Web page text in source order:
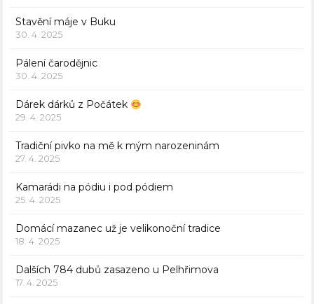
Stavění máje v Buku
30. 4. 2025
Pálení čarodějnic
30. 4. 2025
Dárek dárků z Počátek
29. 4. 2025
Tradiční pivko na mě k mým narozeninám
27. 4. 2025
Kamarádi na pódiu i pod pódiem
25. 4. 2025
Domácí mazanec už je velikonoční tradice
18. 4. 2025
Dalších 784 dubů zasazeno u Pelhřimova
17. 4. 2025